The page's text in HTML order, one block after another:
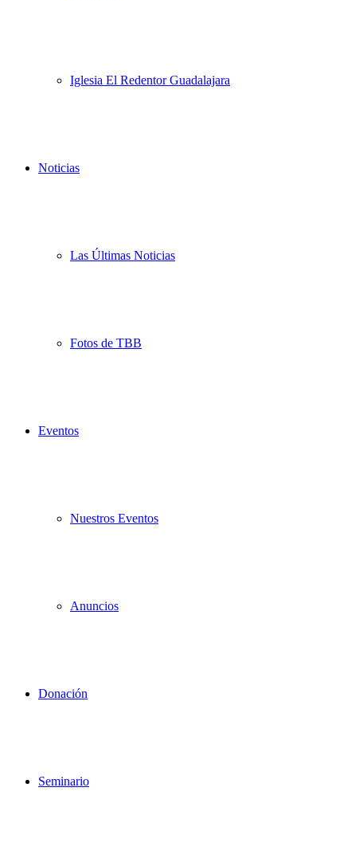
Iglesia El Redentor Guadalajara
Noticias
Las Últimas Noticias
Fotos de TBB
Eventos
Nuestros Eventos
Anuncios
Donación
Seminario